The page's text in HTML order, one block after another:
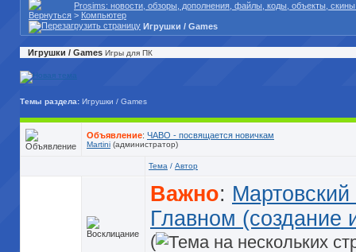
Prosims: новости, обзоры, дополнения, файлы, коды, объекты,
> Компьютер
Игрушки / Games
Игрушки / Games Игры для ПК
Темы раздела: Игрушки / Games
Объявление: ЧАВО - посвящается новичкам
Martini (администратор)
Тема / Автор
Важно:
Главном (создание
(